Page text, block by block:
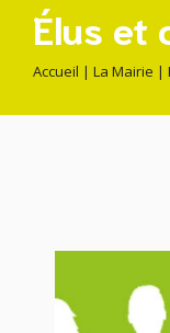
Élus et
Accueil | La Mairie |